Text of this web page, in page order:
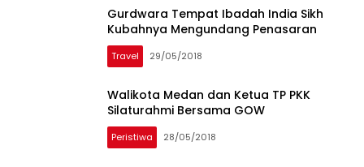
Gurdwara Tempat Ibadah India Sikh
Kubahnya Mengundang Penasaran
Travel 29/05/2018
Walikota Medan dan Ketua TP PKK
Silaturahmi Bersama GOW
Peristiwa 28/05/2018